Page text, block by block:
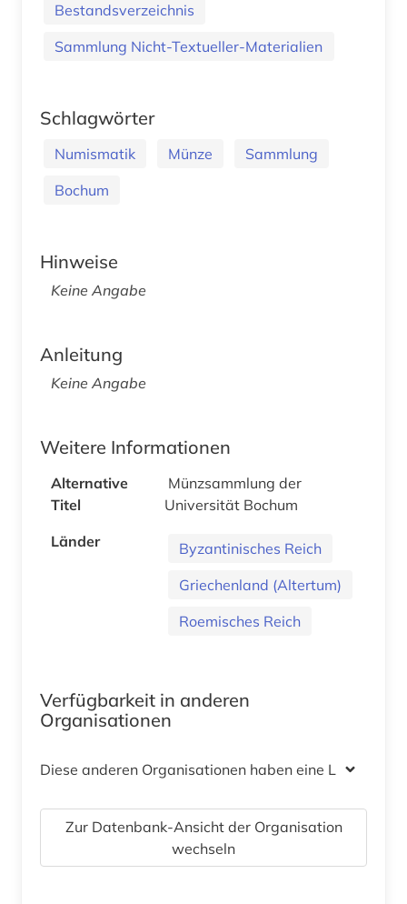
Bestandsverzeichnis
Sammlung Nicht-Textueller-Materialien
Schlagwörter
Numismatik Münze
Sammlung
Bochum
Hinweise
Keine Angabe
Anleitung
Keine Angabe
Weitere Informationen
Alternative
Titel
Münzsammlung der
Universität Bochum
Länder
Byzantinisches Reich
Griechenland (Altertum)
Roemisches Reich
Verfügbarkeit in anderen
Organisationen
Diese anderen Organisationen haben eine Lizenz
Zur Datenbank-Ansicht der Organisation
wechseln